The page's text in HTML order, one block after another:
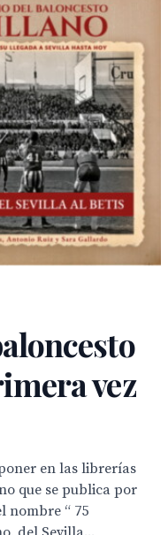
vez
en las librerías
que se publica por
nombre “ 75